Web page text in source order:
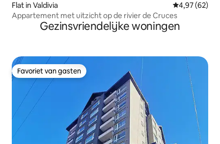
Flat in Valdivia Gemiddelde
4,97 (62)
Appartement met uitzicht op de rivier de Cruces
Gezinsvriendelijke woningen
Favoriet van gasten
Favoriet van gasten